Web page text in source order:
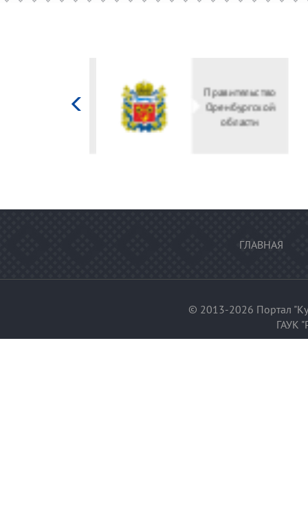
Министерство
культуры
Российской
федерации
ГЛАВНАЯ
© 2013-2026 Портал
ГАУК